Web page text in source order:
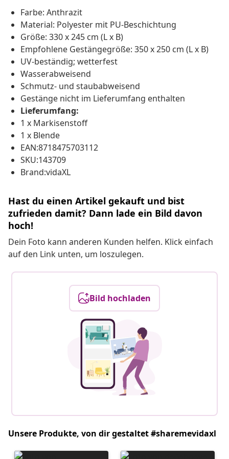
Farbe: Anthrazit
Material: Polyester mit PU-Beschichtung
Größe: 330 x 245 cm (L x B)
Empfohlene Gestängegröße: 350 x 250 cm (L x B)
UV-beständig; wetterfest
Wasserabweisend
Schmutz- und staubabweisend
Gestänge nicht im Lieferumfang enthalten
Lieferumfang:
1 x Markisenstoff
1 x Blende
EAN:8718475703112
SKU:143709
Brand:vidaXL
Hast du einen Artikel gekauft und bist
zufrieden damit? Dann lade ein Bild davon
hoch!
Dein Foto kann anderen Kunden helfen. Klick einfach
auf den Link unten, um loszulegen.
Bild hochladen
Unsere Produkte, von dir gestaltet #sharemevidaxl